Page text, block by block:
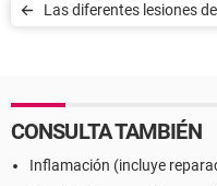
Las diferentes lesiones del
CONSULTA TAMBIÉN
Inflamación (incluye